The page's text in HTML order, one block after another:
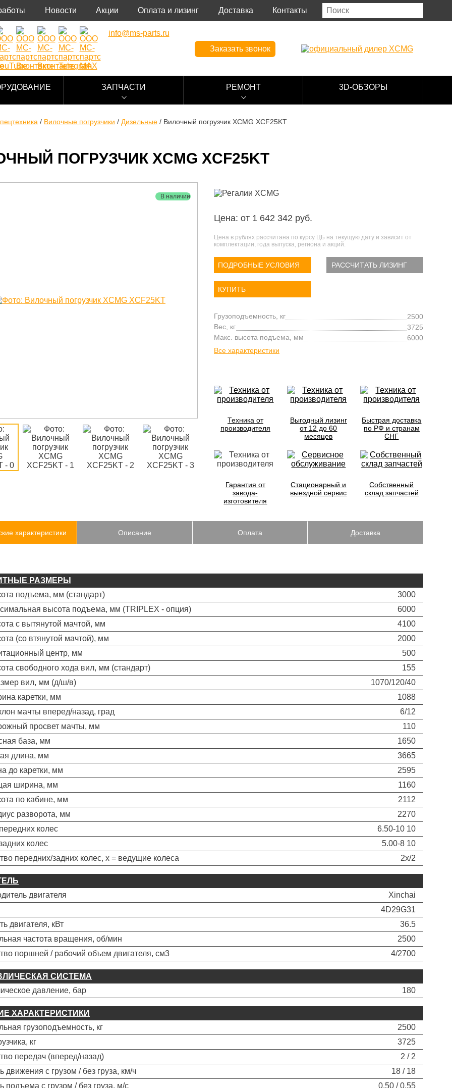
Новости Акции Оплата и лизинг Доставка Контакты
info@ms-parts.ru
Заказать звонок
ЗАПЧАСТИ РЕМОНТ 3D-ОБЗОРЫ
/ Вилочные погрузчики / Дизельные / Вилочный погрузчик XCMG XCF25KT
ПОГРУЗЧИК XCMG XCF25KT
В наличии
Цена: от 1 642 342 руб.
Цена в рублях рассчитана по курсу ЦБ на текущую дату и зависит от
комплектации, года выпуска, региона и акций.
ПОДРОБНЫЕ УСЛОВИЯ РАССЧИТАТЬ ЛИЗИНГ
КУПИТЬ
Грузоподъемность, кг
2500
Вес, кг
3725
Макс. высота подъема, мм
6000
Все характеристики
Техника от
производителя
Выгодный лизинг
от 12 до 60
месяцев
Быстрая доставка
по РФ и странам
СНГ
Гарантия от
завода-
изготовителя
Стационарный и
выездной сервис
Собственный
склад запчастей
характеристики Описание Оплата Доставка
РАЗМЕРЫ
подъема, мм (стандарт)
3000
высота подъема, мм (TRIPLEX - опция)
6000
с вытянутой мачтой, мм
4100
(со втянутой мачтой), мм
2000
центр, мм
500
свободного хода вил, мм (стандарт)
155
вил, мм (д/ш/в)
1070/120/40
каретки, мм
1088
мачты вперед/назад, град
6/12
просвет мачты, мм
110
база, мм
1650
длина, мм
3665
до каретки, мм
2595
ширина, мм
1160
по кабине, мм
2112
разворота, мм
2270
колес
6.50-10 10
колес
5.00-8 10
передних/задних колес, x = ведущие колеса
2x/2
двигателя
Xinchai
4D29G31
двигателя, кВт
36.5
частота вращения, об/мин
2500
поршней / рабочий объем двигателя, см3
4/2700
СИСТЕМА
давление, бар
180
ХАРАКТЕРИСТИКИ
грузоподъемность, кг
2500
кг
3725
передач (вперед/назад)
2 / 2
движения с грузом / без груза, км/ч
18 / 18
подъема с грузом / без груза, м/с
0.50 / 0.55